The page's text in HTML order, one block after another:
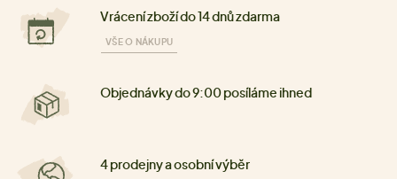
Vrácení zboží do 14 dnů zdarma
VŠE O NÁKUPU
Objednávky do 9:00 posíláme ihned
4 prodejny a osobní výběr